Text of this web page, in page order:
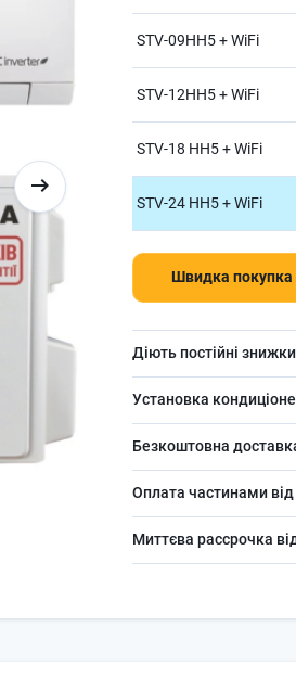
STV-09HH5 + WiFi
STV-12HH5 + WiFi
STV-18 HH5 + WiFi
STV-24 HH5 + WiFi
Швидка покупка
Діють постійні
Установка
Безкоштовна
Оплата частинами
Миттєва рассрочка